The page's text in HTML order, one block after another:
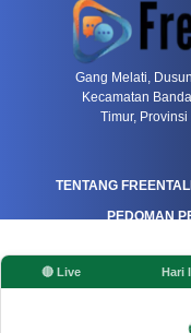
🔴 Live Hari
Gang Melati,
Kecamatan
Timur,
TENTANG
PEDOMAN
PEDOMAN
KOREKSI & KLARIFIKASI